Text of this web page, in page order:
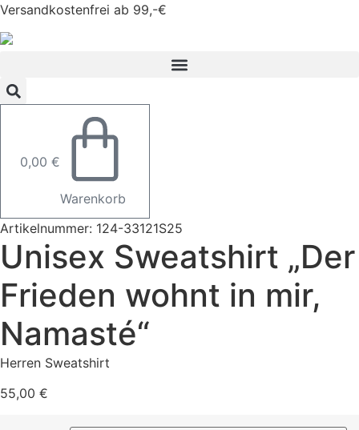
Zum
Inhalt
springen
Versandkostenfrei ab 99,-€
0,00 €
Warenkorb
Artikelnummer: 124-33121S25
Unisex Sweatshirt „Der
Frieden wohnt in mir,
Namasté“
Herren Sweatshirt
55,00 €